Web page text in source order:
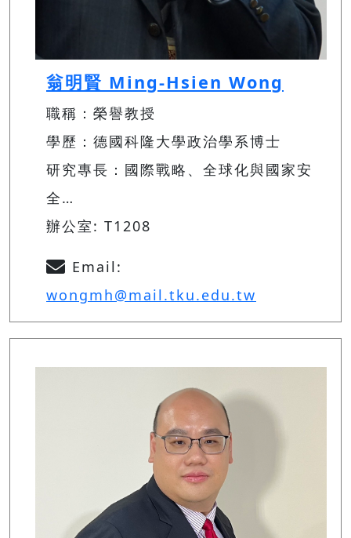
翁明賢 Ming-Hsien Wong
職稱：榮譽教授
學歷：德國科隆大學政治學系博士
研究專長：國際戰略、全球化與國家安
全…
辦公室: T1208
Email:
wongmh@mail.tku.edu.tw